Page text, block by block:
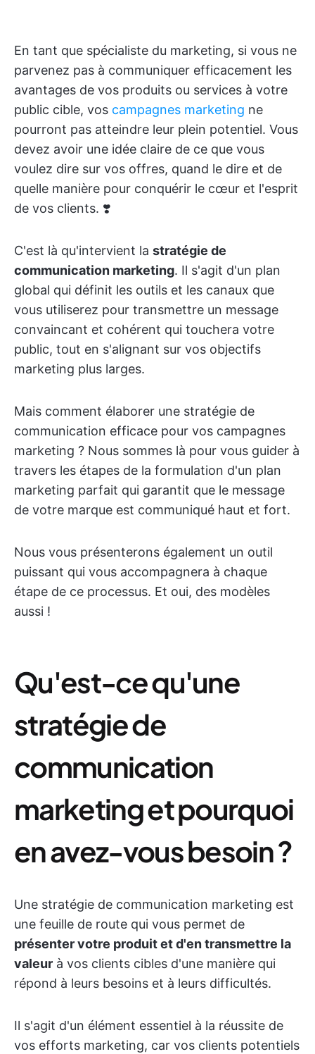
En tant que spécialiste du marketing, si vous ne
parvenez pas à communiquer efficacement les
avantages de vos produits ou services à votre
public cible, vos campagnes marketing ne
pourront pas atteindre leur plein potentiel. Vous
devez avoir une idée claire de ce que vous
voulez dire sur vos offres, quand le dire et de
quelle manière pour conquérir le cœur et l'esprit
de vos clients. ❣️
C'est là qu'intervient la stratégie de
communication marketing. Il s'agit d'un plan
global qui définit les outils et les canaux que
vous utiliserez pour transmettre un message
convaincant et cohérent qui touchera votre
public, tout en s'alignant sur vos objectifs
marketing plus larges.
Mais comment élaborer une stratégie de
communication efficace pour vos campagnes
marketing ? Nous sommes là pour vous guider à
travers les étapes de la formulation d'un plan
marketing parfait qui garantit que le message
de votre marque est communiqué haut et fort.
Nous vous présenterons également un outil
puissant qui vous accompagnera à chaque
étape de ce processus. Et oui, des modèles
aussi !
Qu'est-ce qu'une
stratégie de
communication
marketing et pourquoi
en avez-vous besoin ?
Une stratégie de communication marketing est
une feuille de route qui vous permet de
présenter votre produit et d'en transmettre la
valeur à vos clients cibles d'une manière qui
répond à leurs besoins et à leurs difficultés.
Il s'agit d'un élément essentiel à la réussite de
vos efforts marketing, car vos clients potentiels